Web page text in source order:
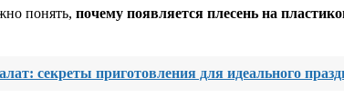
понять, почему появляется плесень на
секреты приготовления для идеального